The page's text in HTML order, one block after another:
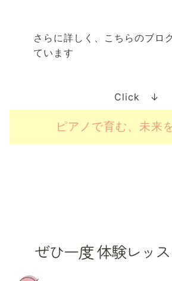
さらに詳しく、こちらのブロ
ています
Click ↓
ピアノで育む、未来